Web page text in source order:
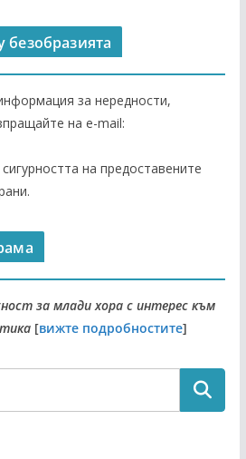
за нередности,
на е-mail:
на предоставените
за млади хора с интерес към
[вижте подробностите]